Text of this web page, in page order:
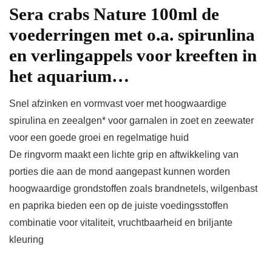
Sera crabs Nature 100ml de
voederringen met o.a. spirunlina
en verlingappels voor kreeften in
het aquarium…
Snel afzinken en vormvast voer met hoogwaardige
spirulina en zeealgen* voor garnalen in zoet en zeewater
voor een goede groei en regelmatige huid
De ringvorm maakt een lichte grip en aftwikkeling van
porties die aan de mond aangepast kunnen worden
hoogwaardige grondstoffen zoals brandnetels, wilgenbast
en paprika bieden een op de juiste voedingsstoffen
combinatie voor vitaliteit, vruchtbaarheid en briljante
kleuring